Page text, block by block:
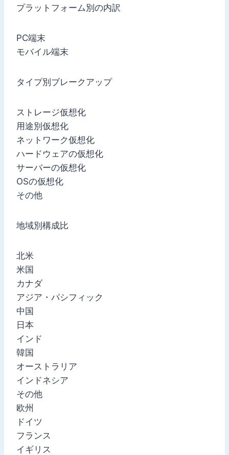
プラットフォーム別の内訳
PC端末
モバイル端末
タイプ別ブレークアップ
ストレージ仮想化
用途別仮想化
ネットワーク仮想化
ハードウェアの仮想化
サーバーの仮想化
OSの仮想化
その他
地域別構成比
北米
米国
カナダ
アジア・パシフィック
中国
日本
インド
韓国
オーストラリア
インドネシア
その他
欧州
ドイツ
フランス
イギリス